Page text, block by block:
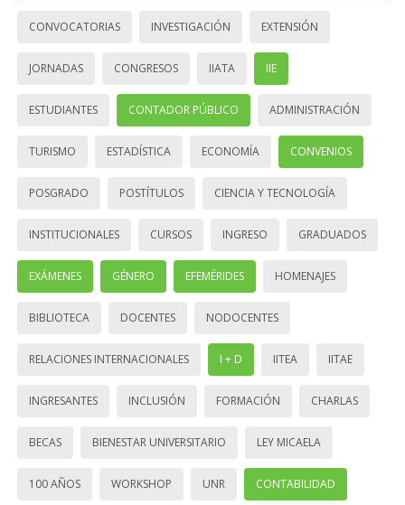
CONVOCATORIAS INVESTIGACIÓN EXTENSIÓN
JORNADAS CONGRESOS IIATA IIE
ESTUDIANTES CONTADOR PÚBLICO ADMINISTRACIÓN
TURISMO ESTADÍSTICA ECONOMÍA CONVENIOS
POSGRADO POSTÍTULOS CIENCIA Y TECNOLOGÍA
INSTITUCIONALES CURSOS INGRESO GRADUADOS
EXÁMENES GÉNERO EFEMÉRIDES HOMENAJES
BIBLIOTECA DOCENTES NODOCENTES
RELACIONES INTERNACIONALES I + D IITEA IITAE
INGRESANTES INCLUSIÓN FORMACIÓN CHARLAS
BECAS BIENESTAR UNIVERSITARIO LEY MICAELA
100 AÑOS WORKSHOP UNR CONTABILIDAD